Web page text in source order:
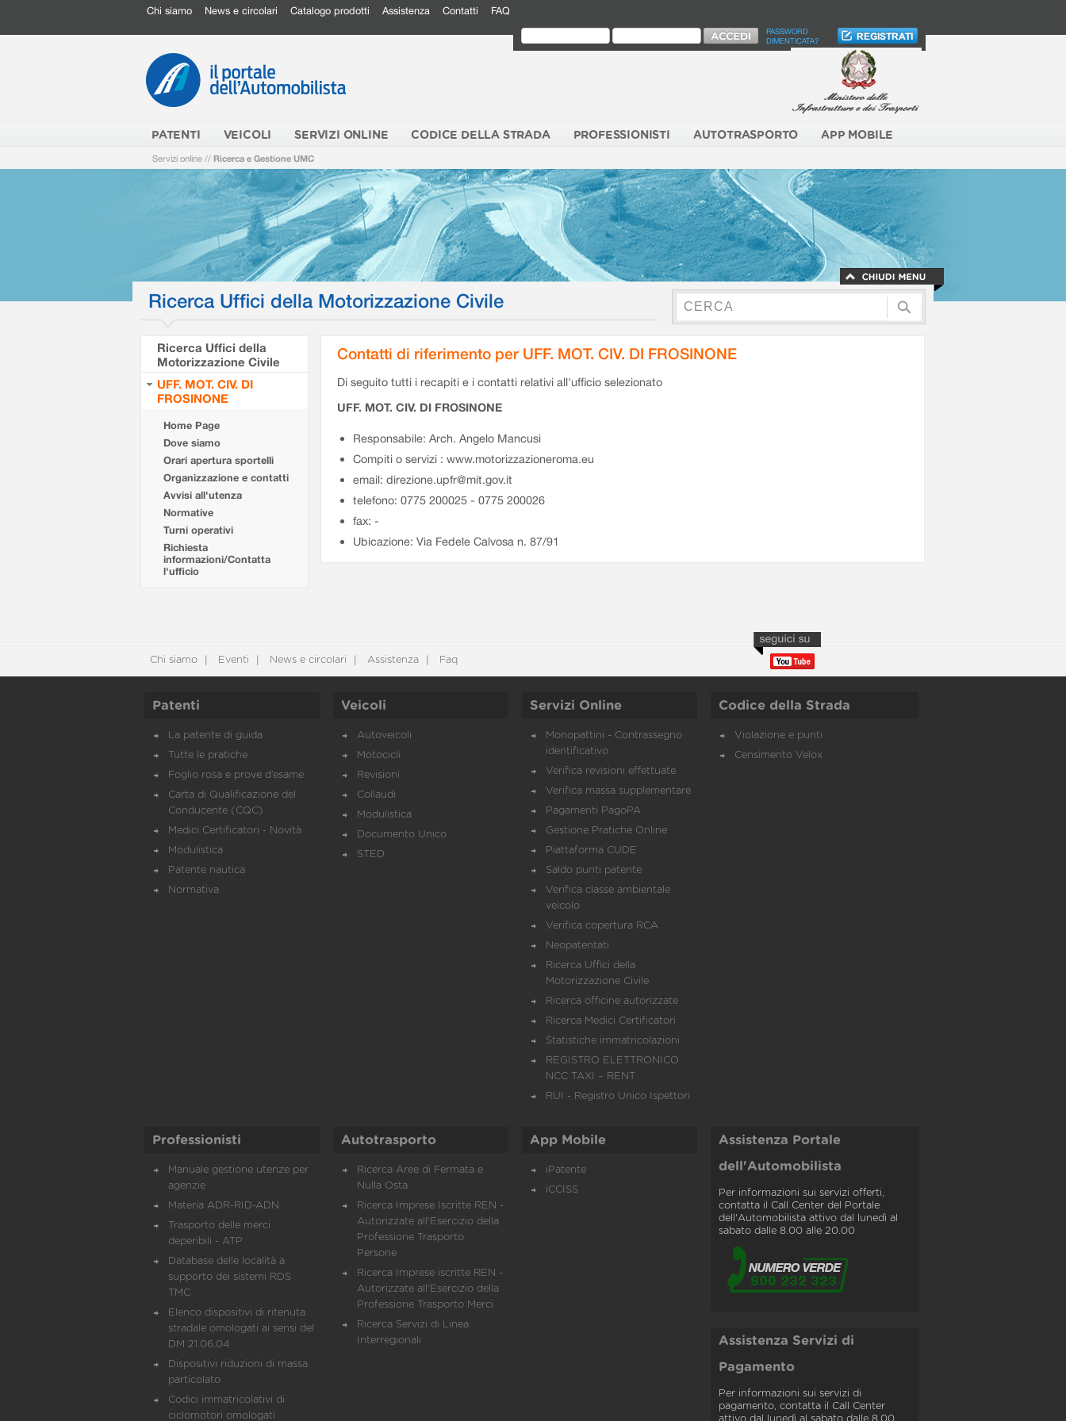
Chi siamo News e circolari Catalogo prodotti Assistenza Contatti FAQ
PASSWORD
DIMENTICATA?
PATENTI VEICOLI SERVIZI ONLINE CODICE DELLA STRADA PROFESSIONISTI AUTOTRASPORTO APP MOBILE
Servizi online // Ricerca e Gestione UMC
Ricerca Uffici della Motorizzazione Civile
Ricerca Uffici della
Motorizzazione Civile
UFF. MOT. CIV. DI
FROSINONE
Home Page
Dove siamo
Orari apertura sportelli
Organizzazione e contatti
Avvisi all'utenza
Normative
Turni operativi
Richiesta
informazioni/Contatta
l'ufficio
Contatti di riferimento per UFF. MOT. CIV. DI FROSINONE
Di seguito tutti i recapiti e i contatti relativi all'ufficio selezionato
UFF. MOT. CIV. DI FROSINONE
Responsabile: Arch. Angelo Mancusi
Compiti o servizi : www.motorizzazioneroma.eu
email: direzione.upfr@mit.gov.it
telefono: 0775 200025 - 0775 200026
fax: -
Ubicazione: Via Fedele Calvosa n. 87/91
Chi siamo Eventi News e circolari Assistenza Faq
Patenti
La patente di guida
Tutte le pratiche
Foglio rosa e prove d’esame
Carta di Qualificazione del
Conducente (CQC)
Medici Certificatori - Novità
Modulistica
Patente nautica
Normativa
Veicoli
Autoveicoli
Motocicli
Revisioni
Collaudi
Modulistica
Documento Unico
STED
Servizi Online
Monopattini - Contrassegno
identificativo
Verifica revisioni effettuate
Verifica massa supplementare
Pagamenti PagoPA
Gestione Pratiche Online
Piattaforma CUDE
Saldo punti patente
Verifica classe ambientale
veicolo
Verifica copertura RCA
Neopatentati
Ricerca Uffici della
Motorizzazione Civile
Ricerca officine autorizzate
Ricerca Medici Certificatori
Statistiche immatricolazioni
REGISTRO ELETTRONICO
NCC TAXI – RENT
RUI - Registro Unico Ispettori
Codice della Strada
Violazione e punti
Censimento Velox
Professionisti
Manuale gestione utenze per
agenzie
Materia ADR-RID-ADN
Trasporto delle merci
deperibili - ATP
Database delle località a
supporto dei sistemi RDS
TMC
Elenco dispositivi di ritenuta
stradale omologati ai sensi del
DM 21.06.04
Dispositivi riduzioni di massa
particolato
Codici immatricolativi di
ciclomotori omologati
Autotrasporto
Ricerca Aree di Fermata e
Nulla Osta
Ricerca Imprese Iscritte REN -
Autorizzate all'Esercizio della
Professione Trasporto
Persone
Ricerca Imprese iscritte REN -
Autorizzate all'Esercizio della
Professione Trasporto Merci
Ricerca Servizi di Linea
Interregionali
App Mobile
iPatente
iCCISS
Assistenza Portale
dell'Automobilista
Per informazioni sui servizi offerti,
contatta il Call Center del Portale
dell'Automobilista attivo dal lunedì al
sabato dalle 8.00 alle 20.00
Assistenza Servizi di
Pagamento
Per informazioni sui servizi di
pagamento, contatta il Call Center